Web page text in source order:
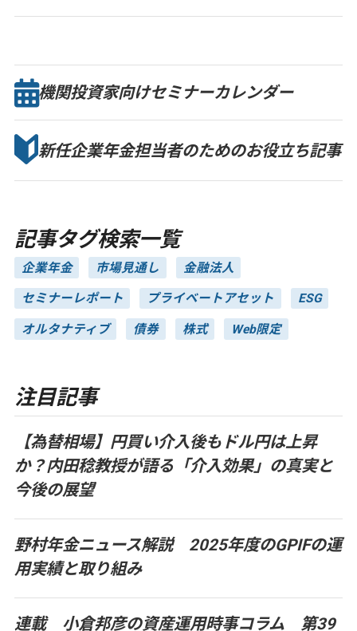
機関投資家向けセミナーカレンダー
新任企業年金担当者のためのお役立ち記事
記事タグ検索一覧
企業年金 市場見通し 金融法人
セミナーレポート プライベートアセット ESG
オルタナティブ 債券 株式 Web限定
注目記事
【為替相場】円買い介入後もドル円は上昇
か？内田稔教授が語る「介入効果」の真実と
今後の展望
野村年金ニュース解説 2025年度のGPIFの運
用実績と取り組み
連載 小倉邦彦の資産運用時事コラム 第39